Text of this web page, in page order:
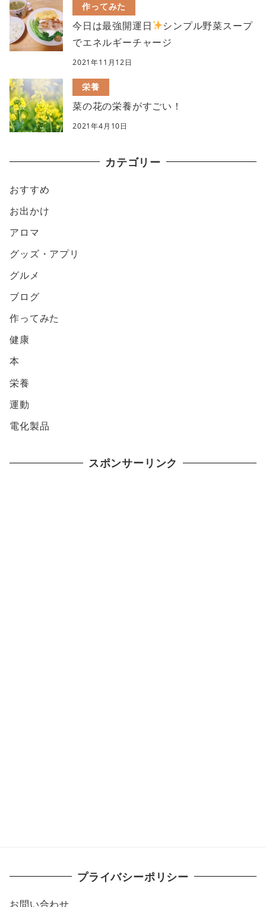
作ってみた
今日は最強開運日
シンプル野菜スープ
でエネルギーチャージ
2021年11月12日
栄養
菜の花の栄養がすごい！
2021年4月10日
カテゴリー
おすすめ
お出かけ
アロマ
グッズ・アプリ
グルメ
ブログ
作ってみた
健康
本
栄養
運動
電化製品
スポンサーリンク
プライバシーポリシー
お問い合わせ